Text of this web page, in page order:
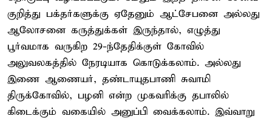
குறித்து பக்தர்களுக்கு ஏதேனும் ஆட்சேபனை அல்லது
ஆலோசனை கருத்துக்கள் இருந்தால், எழுத்து
பூர்வமாக வருகிற 29-ந்தேதிக்குள் கோவில்
அலுவலகத்தில் நேரடியாக கொடுக்கலாம். அல்லது
இணை ஆணையர், தண்டாயுதபாணி சுவாமி
திருக்கோவில், பழனி என்ற முகவரிக்கு தபாலில்
கிடைக்கும் வகையில் அனுப்பி வைக்கலாம். இவ்வாறு